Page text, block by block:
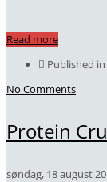
Read more
Published in
No Comments
Protein
søndag, 18 august